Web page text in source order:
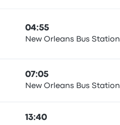
04:55
New Orleans Bus Station
07:05
New Orleans Bus Station
13:40